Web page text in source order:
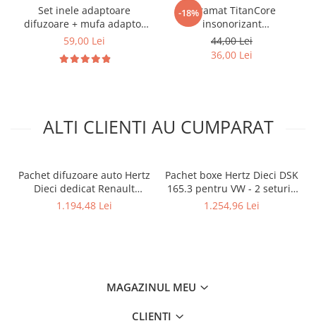
Set inele adaptoare
difuzoare + mufa adaptor
difuzor VW Golf IV
59,00 Lei
-18%Paramat TitanCore
insonorizant
vibroabsorbant 2.1mm,
75x50 cm
44,00 Lei
36,00 Lei
ALTI CLIENTI AU CUMPARAT
Pachet difuzoare auto Hertz
Dieci dedicat Renault
Megane 3 (2008 - 2016)
1.194,48 Lei
Pachet boxe Hertz Dieci DSK
165.3 pentru VW - 2 seturi -
fata/spate
1.254,96 Lei
MAGAZINUL MEU
CLIENTI